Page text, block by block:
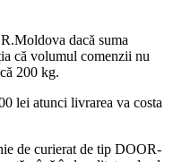
dacă suma
că volumul comenzii nu
200 kg.
lei atunci livrarea va costa
de curierat de tip DOOR-